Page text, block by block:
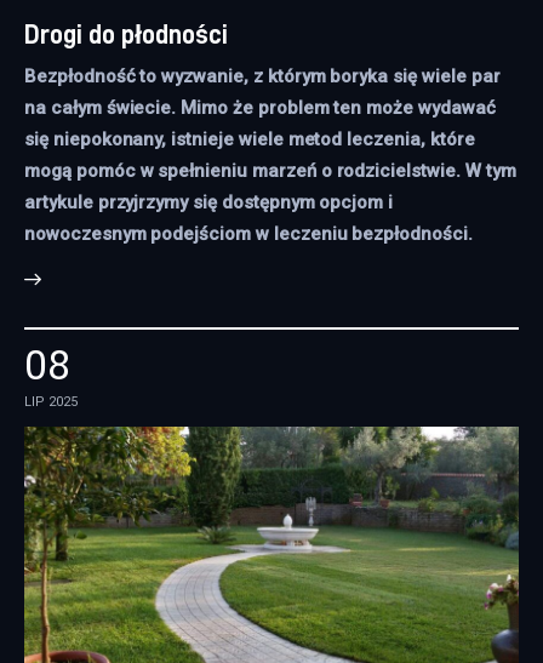
Drogi do płodności
Bezpłodność to wyzwanie, z którym boryka się wiele par
na całym świecie. Mimo że problem ten może wydawać
się niepokonany, istnieje wiele metod leczenia, które
mogą pomóc w spełnieniu marzeń o rodzicielstwie. W tym
artykule przyjrzymy się dostępnym opcjom i
nowoczesnym podejściom w leczeniu bezpłodności.
08
LIP 2025